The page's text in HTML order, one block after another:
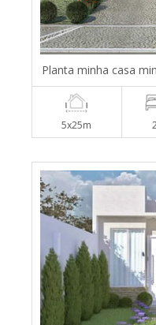
Planta minha casa
5x25m